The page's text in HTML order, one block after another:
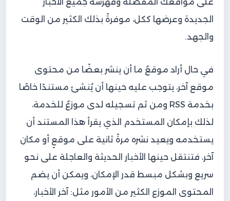
الجديدة وعرضها ككل، موفرةً بذلك الكثير من الوقت
والجهد.
في حال أراد موقعٌ ما أن ينشر بعضًا من محتوى
موقع آخر، يتوجب عليه حينها أن يُنشئ مستندًا خاصًا
بخدمة RSS ومن ثم تسجيله لدى موزعٌ للخدمة،
لذلك بإمكان المستخدم الذي يقرأ هذا المستند أن
يستخدمه ويعيد نشره مرةً ثانية على موقعٍ أو مكان
آخر، فتنتقل حينها الأخبار الحديثة والعاجلة على نحو
سريع وبشكل مبسط قدر الإمكان، ويمكن أن يضم
المحتوى الموزع الكثير من الأمور مثل: آخر الأخبار،